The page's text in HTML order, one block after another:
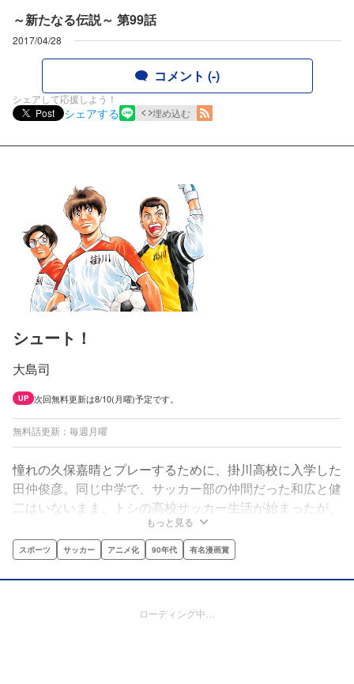
～新たなる伝説～ 第99話
2017/04/28
コメント (-)
シェアして応援しよう！
Post
シェアする 埋め込む
シュート！
大島司
UP 次回無料更新は8/10(月曜)予定です。
無料話更新：毎週月曜
憧れの久保嘉晴とプレーするために、掛川高校に入学した
田仲俊彦。同じ中学で、サッカー部の仲間だった和広と健
二はいないまま、トシの高校サッカー生活が始まったが、
雑用ばかりやらされてる毎日にうんざり。だが、あること
をきっかけに、２年生と試合をすることになり‥‥!?
もっと見る
スポーツ サッカー アニメ化 90年代 有名漫画賞
ローディング中…